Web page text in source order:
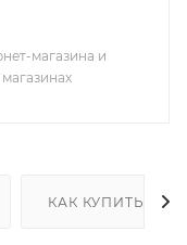
магазина и
КАК КУПИТЬ